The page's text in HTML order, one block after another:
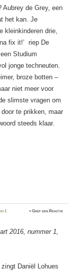
Aubrey de Grey, een
het kan. Je
kleinkinderen drie,
fix it!’ riep De
Studium
jonge techneuten.
broze botten –
niet meer voor
slimste vragen om
te prikken, maar
steeds klaar.
≈Geef een Reactie
2016, nummer 1,
Daniël Lohues